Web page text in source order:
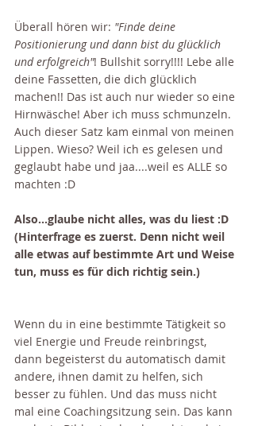
Überall hören wir: "Finde deine
Positionierung und dann bist du glücklich
und erfolgreich"! Bullshit sorry!!!! Lebe alle
deine Fassetten, die dich glücklich
machen!! Das ist auch nur wieder so eine
Hirnwäsche! Aber ich muss schmunzeln.
Auch dieser Satz kam einmal von meinen
Lippen. Wieso? Weil ich es gelesen und
geglaubt habe und jaa....weil es ALLE so
machten :D
Also...glaube nicht alles, was du liest :D
(Hinterfrage es zuerst. Denn nicht weil
alle etwas auf bestimmte Art und Weise
tun, muss es für dich richtig sein.)
Wenn du in eine bestimmte Tätigkeit so
viel Energie und Freude reinbringst,
dann begeisterst du automatisch damit
andere, ihnen damit zu helfen, sich
besser zu fühlen. Und das muss nicht
mal eine Coachingsitzung sein. Das kann